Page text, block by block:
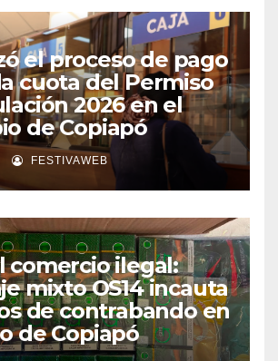
el proceso de pago
cuota del Permiso
2026 en el
de Copiapó
FESTIVAWEB
comercio ilegal:
mixto OS14 incauta
de contrabando en
de Copiapó